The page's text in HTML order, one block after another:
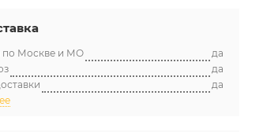
по Москве и МО
да
да
да